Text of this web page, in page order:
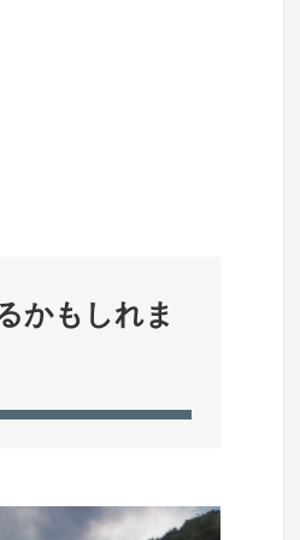
かもしれま